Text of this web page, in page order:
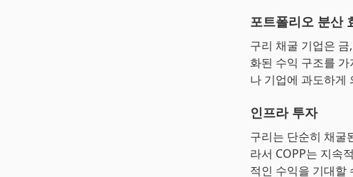
포트폴리오 분산
구리 채굴 기업은
화된 수익 구조를
나 기업에 과도하게
인프라 투자
구리는 단순히 채굴
라서 COPP는 지속
적인 수익을 기대할